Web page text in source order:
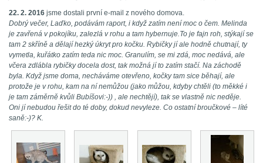
22. 2. 2016 jsme dostali první e-mail z nového domova.
Dobrý večer, Laďko, podávám raport, i když zatím není moc o čem. Melinda
je zavřená v pokojíku, zalezlá v rohu a tam hybernuje.To je fajn roh, stýkají se
tam 2 skříně a dělají hezký úkryt pro kočku. Rybičky jí ale hodně chutnají, ty
vymetla, kuřátko zatím teda nic moc. Granulím, se mi zdá, moc nedává, ale
včera zdlábla rybičky docela dost, tak možná jí to zatím stačí. Na záchodě
byla. Když jsme doma, necháváme otevřeno, kočky tam sice běhají, ale
protože je v rohu, kam na ní nemůžou (jako můžou, kdyby chtěli (to měkké i
je tam záměrně kvůli Bubíšovi:-)) , ale nechtějí), tak se vlastně nic neděje.
Oni jí nebudou řešit do té doby, dokud nevyleze. Co ostatní broučkové – líté
saně:-)? K.